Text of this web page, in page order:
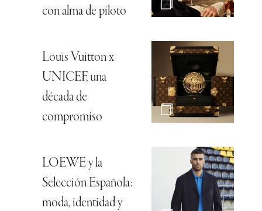
con alma de piloto
Louis Vuitton x
UNICEF, una
década de
compromiso
LOEWE y la
Selección Española:
moda, identidad y